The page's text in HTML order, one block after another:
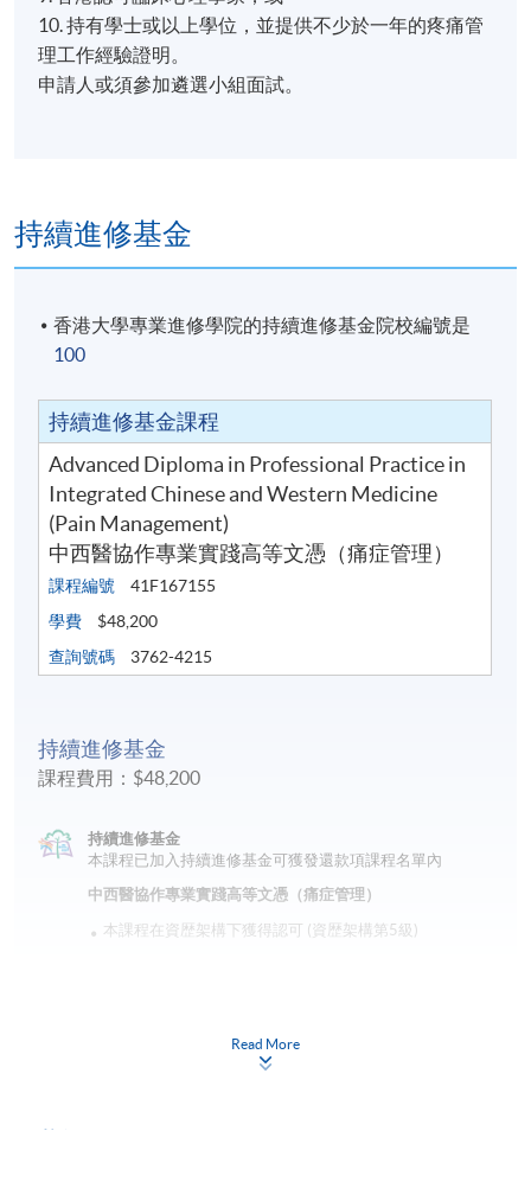
10. 持有學士或以上學位，並提供不少於一年的疼痛管
理工作經驗證明。
申請人或須參加遴選小組面試。
持續進修基金
香港大學專業進修學院的持續進修基金院校編號是
100
持續進修基金課程
Advanced Diploma in Professional Practice in
Integrated Chinese and Western Medicine
(Pain Management)
中西醫協作專業實踐高等文憑（痛症管理）
課程編號
41F167155
學費
$48,200
查詢號碼
3762-4215
持續進修基金
課程費用：$48,200
持續進修基金
本課程已加入持續進修基金可獲發還款項課程名單內
中西醫協作專業實踐高等文憑（痛症管理）
本課程在資歴架構下獲得認可 (資歴架構第5級)
Read More